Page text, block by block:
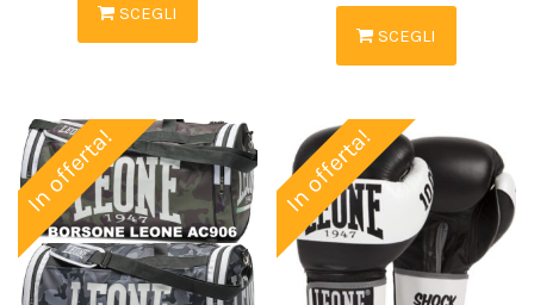
SCEGLI
SCEGLI
In offerta! In offerta!